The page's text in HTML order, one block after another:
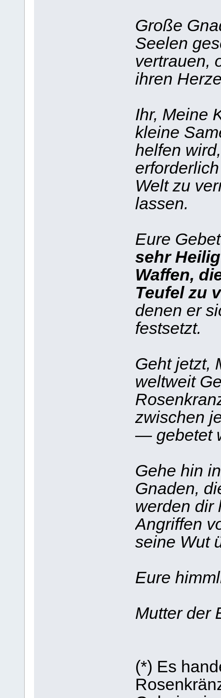
Große
Seelen
vertrauen,
ihren
Ihr, Meine
kleine
helfen
Welt zu
lassen.
Eure
sehr
Waffen,
Teufel zu
denen er
festsetzt.
Geht jetzt,
weltweit
zwischen
— gebetet
Gehe hin
Gnaden,
werden dir
Angriffen
seine Wut
Eure
Mutter der
(*) Es